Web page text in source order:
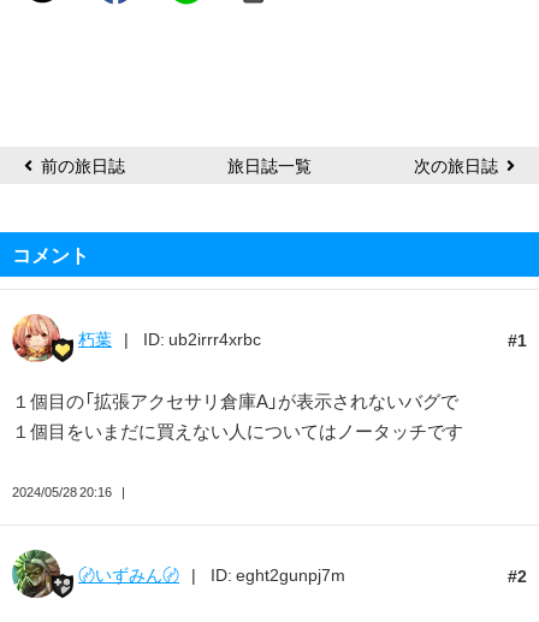
前の旅日誌 旅日誌一覧 次の旅日誌
コメント
1
朽葉 ID: ub2irrr4xrbc
１個目の「拡張アクセサリ倉庫A」が表示されないバグで
１個目をいまだに買えない人についてはノータッチです
2024/05/28 20:16
2
〄いずみん〄 ID: eght2gunpj7m